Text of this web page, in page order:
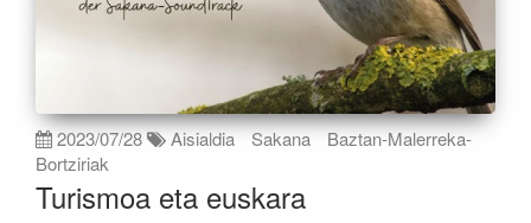
2023/07/28 Aisialdia Sakana
Baztan-Malerreka-
Bortziriak
Turismoa eta euskara